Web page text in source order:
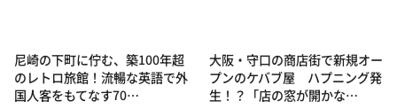
朝だ！生です旅サラダ
教えて！ニュースライブ 正義のミカタ
尼崎の下町に佇む、築100年超
のレトロ旅館！流暢な英語で外
国人客をもてなす70…
大阪・守口の商店街で新規オー
プンのケバブ屋 ハプニング発
生！？「店の窓が開かな…